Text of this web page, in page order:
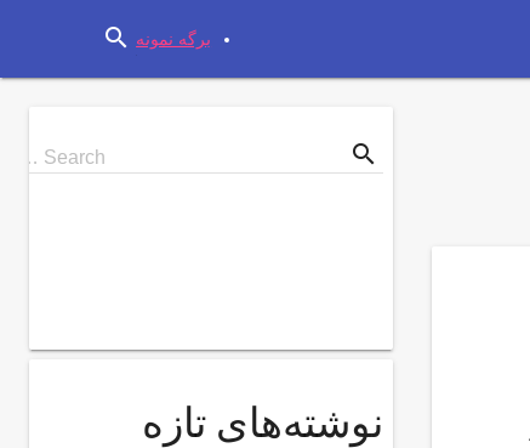
برگه نمونه search
Search
for
Search … search
نوشته‌های تازه